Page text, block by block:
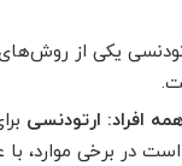
یکی از
افراد: ارتودنسی
در برخی موارد، با